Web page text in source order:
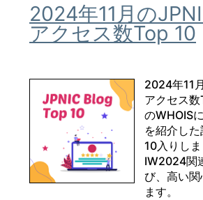
2024年11月の
アクセス数Top 10
2024年11
アクセス
のWHOIS
を紹介し
10入りし
IW2024関
び、高い
ます。